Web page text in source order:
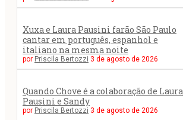
Xuxa e Laura Pausini farão São Paulo
cantar em português, espanhol e
italiano na mesma noite
por Priscila Bertozzi 3 de agosto de 2026
Quando Chove é a colaboração de Laura
Pausini e Sandy
por Priscila Bertozzi 3 de agosto de 2026